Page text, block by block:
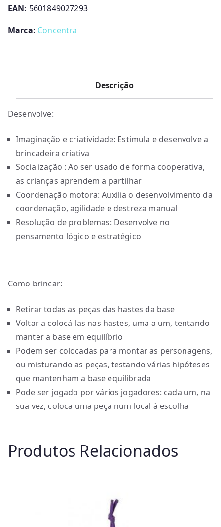
EAN: 5601849027293
Marca: Concentra
Descrição
Desenvolve:
Imaginação e criatividade: Estimula e desenvolve a
brincadeira criativa
Socialização : Ao ser usado de forma cooperativa,
as crianças aprendem a partilhar
Coordenação motora: Auxilia o desenvolvimento da
coordenação, agilidade e destreza manual
Resolução de problemas: Desenvolve no
pensamento lógico e estratégico
Como brincar:
Retirar todas as peças das hastes da base
Voltar a colocá-las nas hastes, uma a um, tentando
manter a base em equilíbrio
Podem ser colocadas para montar as personagens,
ou misturando as peças, testando várias hipóteses
que mantenham a base equilibrada
Pode ser jogado por vários jogadores: cada um, na
sua vez, coloca uma peça num local à escolha
Produtos Relacionados